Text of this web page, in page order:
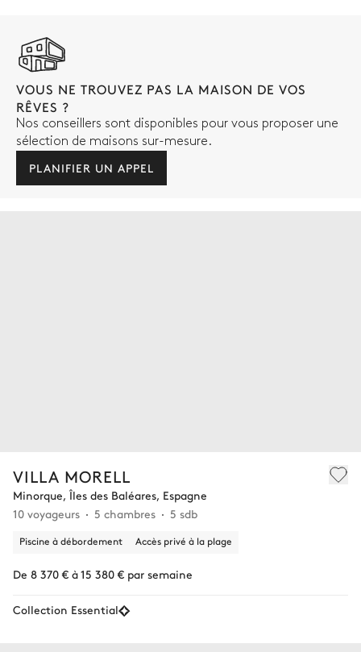
VOUS NE TROUVEZ PAS LA MAISON DE VOS
RÊVES ?
Nos conseillers sont disponibles pour vous proposer une
sélection de maisons sur-mesure.
PLANIFIER UN APPEL
VILLA MORELL
Minorque, Îles des Baléares, Espagne
10 voyageurs
5 chambres 5 sdb
Piscine à débordement Accès privé à la plage
De 8 370 € à 15 380 € par semaine
Collection Essential